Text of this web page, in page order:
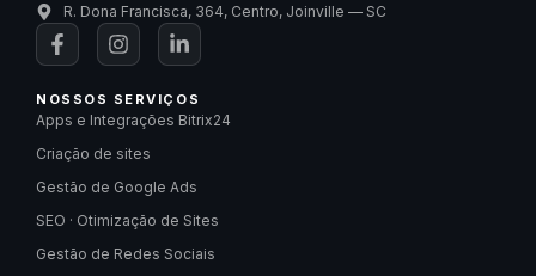
R. Dona Francisca, 364, Centro, Joinville — SC
NOSSOS SERVIÇOS
Apps e Integrações Bitrix24
Criação de sites
Gestão de Google Ads
SEO · Otimização de Sites
Gestão de Redes Sociais